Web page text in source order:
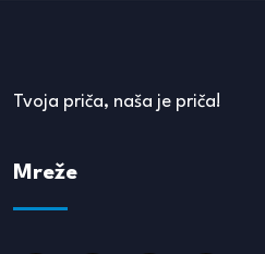
Tvoja priča, naša je priča!
Mreže